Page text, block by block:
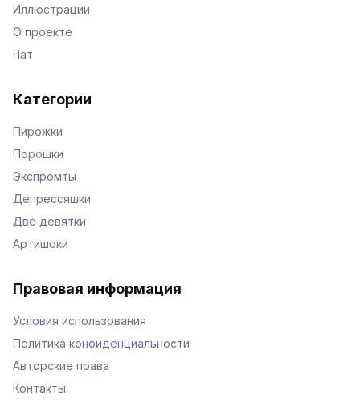
Иллюстрации
О проекте
Чат
Категории
Пирожки
Порошки
Экспромты
Депрессяшки
Две девятки
Артишоки
Правовая информация
Условия использования
Политика конфиденциальности
Авторские права
Контакты